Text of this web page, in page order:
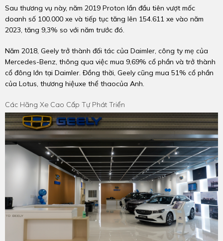
Sau thương vụ này, năm 2019 Proton lần đầu tiên vượt mốc
doanh số 100.000 xe và tiếp tục tăng lên 154.611 xe vào năm
2023, tăng 9,3% so với năm trước đó.
Năm 2018, Geely trở thành đối tác của Daimler, công ty mẹ của
Mercedes-Benz, thông qua việc mua 9,69% cổ phần và trở thành
cổ đông lớn tại Daimler. Đồng thời, Geely cũng mua 51% cổ phần
của Lotus, thương hiệuxe thể thaocủa Anh.
Các Hãng Xe Cao Cấp Tự Phát Triển